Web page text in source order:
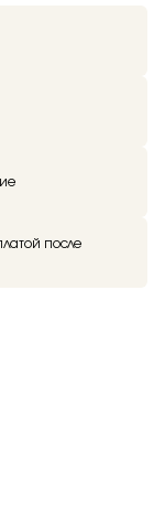
после